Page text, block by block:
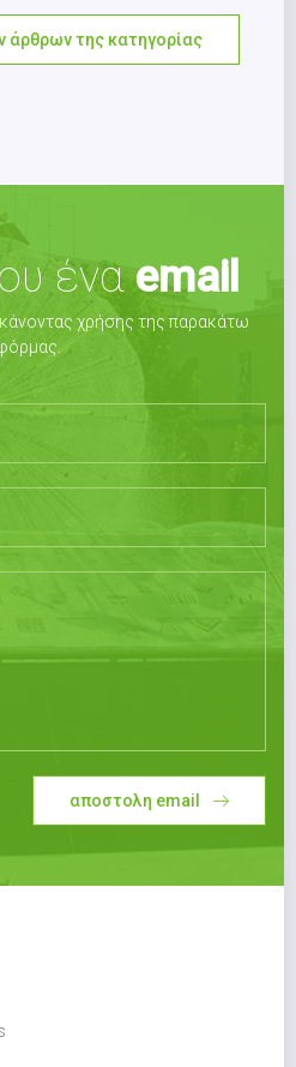
της κατηγορίας
έναemail
χρήσης της παρακάτω
αποστολη email